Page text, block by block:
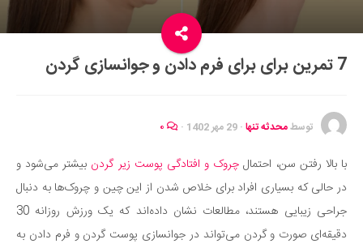
سفر و گردشگری
ایران گردی
رابطه، عشق و ازدواج
سلامت
تغذیه سالم
بهداشت
7 تمرین برای برای فرم دادن و جوانسازی گردن
توسطمحدثه تنها · 29 مهر 1402 ·
با بالا رفتن سن، احتمال چروک و افتادگی پوست زیر گردن بیشتر می‌شود و
در حالی که بسیاری افراد برای خلاص شدن از این چین و چروک‌ها به دنبال
جراحی زیبایی هستند، مطالعات نشان داده‌اند که یک ورزش روزانه 30
دقیقه‌ای صورت و گردن می‌تواند در جوانسازی پوست گردن و فرم دادن به